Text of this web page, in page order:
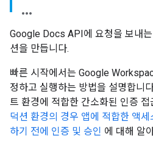
Google Docs API에 요청을 보내
션을 만듭니다.
빠른 시작에서는 Google
정하고 실행하는 방법을 설명합니
트 환경에 적합한 간소화된 인증
덕션 환경의 경우 앱에 적합한 액
하기 전에 인증 및 승인 에 대해 알